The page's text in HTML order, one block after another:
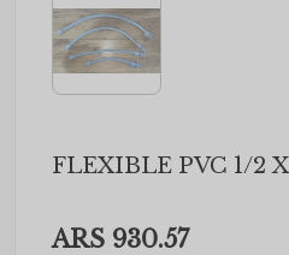
FLEXIBLE PVC 1/2
ARS 930.57